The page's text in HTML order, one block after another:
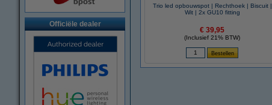
Officiële dealer
Trio led opbouwspot | Rechthoek | Biscuit |
Wit | 2x GU10 fitting
€ 39,95
(Inclusief 21% BTW)